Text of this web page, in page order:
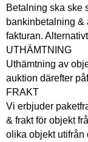
Betalning ska ske
bankinbetalning &
fakturan.
UTHÄMTNING
Uthämtning av
auktion därefter
FRAKT
Vi erbjuder
& frakt för objekt
olika objekt utifrån